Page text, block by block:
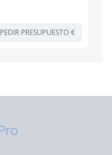
PEDIR PRESUPUESTO €